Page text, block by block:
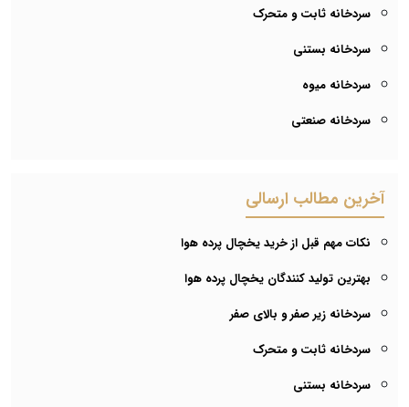
سردخانه ثابت و متحرک
سردخانه بستنی
سردخانه میوه
سردخانه صنعتی
آخرین مطالب ارسالی
نکات مهم قبل از خرید یخچال پرده هوا
بهترین تولید کنندگان یخچال پرده هوا
سردخانه زیر صفر و بالای صفر
سردخانه ثابت و متحرک
سردخانه بستنی